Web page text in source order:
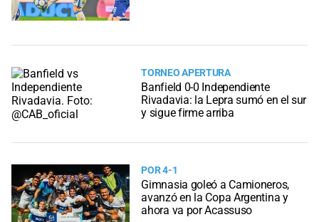
TORNEO APERTURA
Banfield 0-0 Independiente
Rivadavia: la Lepra sumó en el sur
y sigue firme arriba
POR 4-1
Gimnasia goleó a Camioneros,
avanzó en la Copa Argentina y
ahora va por Acassuso